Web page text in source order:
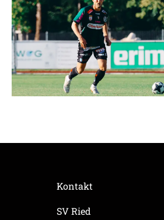
Kontakt
SV Ried